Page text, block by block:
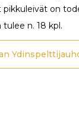
on
n. 18 kpl.